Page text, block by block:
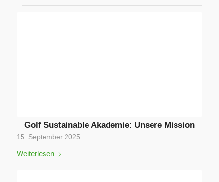
Golf Sustainable Akademie: Unsere Mission
15. September 2025
Weiterlesen